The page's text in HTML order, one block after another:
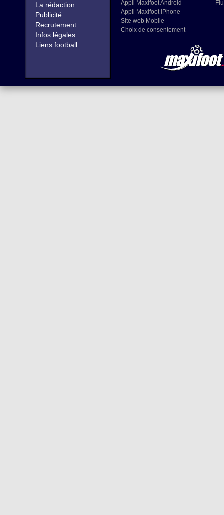
La rédaction
Publicité
Recrutement
Infos légales
Liens football
Appli Maxifoot Android
Appli Maxifoot iPhone
Site web Mobile
Choix de consentement